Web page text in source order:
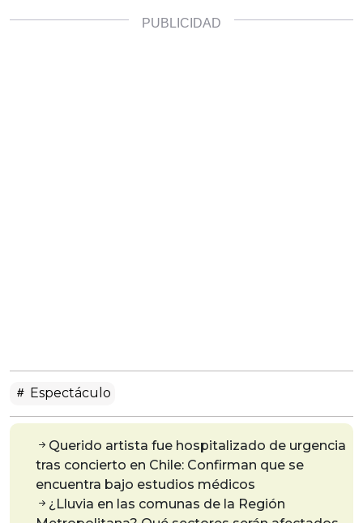
Espectáculo
Querido artista fue hospitalizado de urgencia
tras concierto en Chile: Confirman que se
encuentra bajo estudios médicos
¿Lluvia en las comunas de la Región